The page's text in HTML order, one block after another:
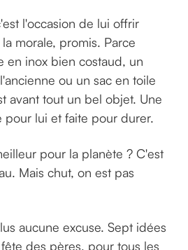
l'occasion de lui offrir
morale, promis. Parce
en inox bien costaud, un
ou un sac en toile
avant tout un bel objet. Une
pour lui et faite pour durer.
pour la planète ? C'est
Mais chut, on est pas
aucune excuse. Sept idées
des pères, pour tous les